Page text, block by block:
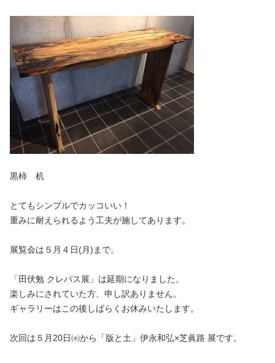
黒柿 机
とてもシンプルでカッコいい！
重みに耐えられるよう工夫が施してあります。
展覧会は５月４日(月)まで。
「田伏勉 クレパス展」は延期になりました。
楽しみにされていた方、申し訳ありません。
ギャラリーはこの後しばらくお休みいたします。
次回は５月20日㈬から「版と土」伊永和弘×芝眞路 展です。